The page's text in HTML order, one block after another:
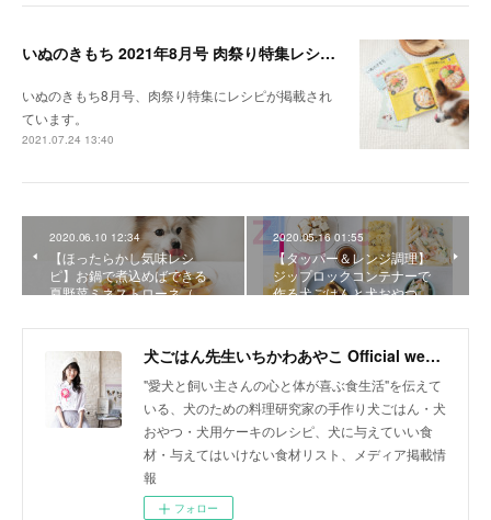
いぬのきもち 2021年8月号 肉祭り特集レシピ掲載
いぬのきもち8月号、肉祭り特集にレシピが掲載され
ています。
2021.07.24 13:40
2020.06.10 12:34
【ほったらかし気味レシ
ピ】お鍋で煮込めばできる
夏野菜ミネストローネ（…
2020.05.16 01:55
【タッパー＆レンジ調理】
ジップロックコンテナーで
作る犬ごはんと犬おやつ…
犬ごはん先生いちかわあやこ Official web site
"愛犬と飼い主さんの心と体が喜ぶ食生活"を伝えて
いる、犬のための料理研究家の手作り犬ごはん・犬
おやつ・犬用ケーキのレシピ、犬に与えていい食
材・与えてはいけない食材リスト、メディア掲載情
報
フォロー